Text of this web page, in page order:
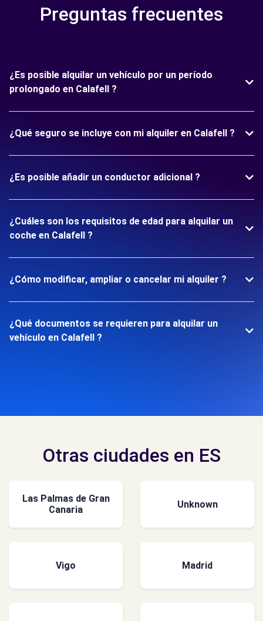
Preguntas frecuentes
¿Es posible alquilar un vehículo por un período
prolongado en Calafell ?
¿Qué seguro se incluye con mi alquiler en Calafell ?
¿Es posible añadir un conductor adicional ?
¿Cuáles son los requisitos de edad para alquilar un
coche en Calafell ?
¿Cómo modificar, ampliar o cancelar mi alquiler ?
¿Qué documentos se requieren para alquilar un
vehículo en Calafell ?
Otras ciudades en ES
Las Palmas de Gran
Canaria
Unknown
Vigo Madrid